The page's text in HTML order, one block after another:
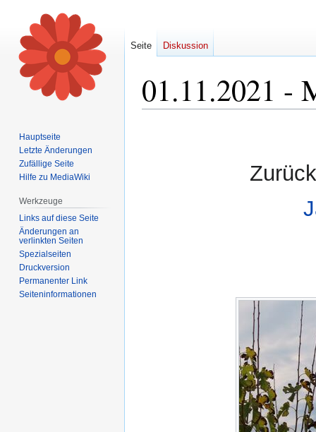
01.11.2021 -
Seite Diskussion
Hauptseite
Letzte Änderungen
Zufällige Seite
Hilfe zu MediaWiki
Werkzeuge
Links auf diese Seite
Änderungen an
verlinkten Seiten
Spezialseiten
Druckversion
Permanenter Link
Seiten­informationen